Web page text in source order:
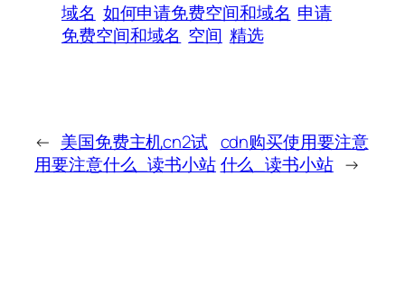
域名 如何申请免费空间和域名 申请
免费空间和域名 空间 精选
← 美国免费主机cn2试
用要注意什么_读书小站
cdn购买使用要注意
什么_读书小站 →